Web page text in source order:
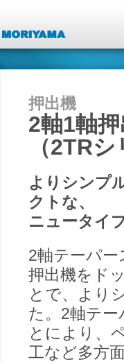
押出機
2軸1軸
（2TR
よりシンプ
クトな、
ニュータイ
2軸テーパ
押出機をド
とで、より
た。2軸テ
とにより、
工など多方